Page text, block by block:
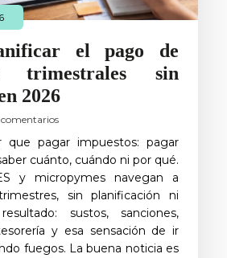
el pago de
trimestrales sin
2026
que pagar impuestos: pagar
cuánto, cuándo ni por qué.
y micropymes navegan a
sin planificación ni
sustos, sanciones,
y esa sensación de ir
fuegos. La buena noticia es